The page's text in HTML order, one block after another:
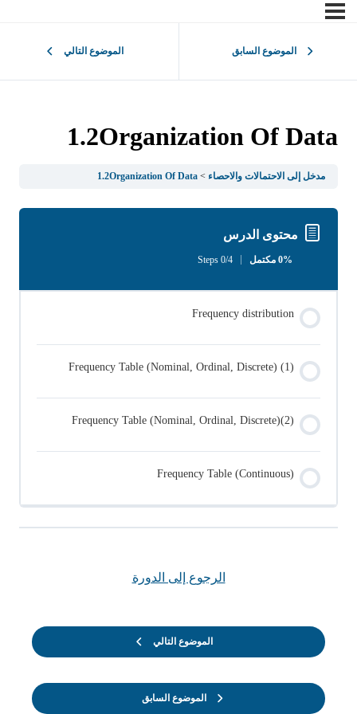
الموضوع السابق الموضوع التالي
1.2Organization Of Data
مدخل إلى الاحتمالات والاحصاء 1.2Organization Of Data
محتوى الدرس
0% مكتمل 0/4 Steps
Frequency distribution
Frequency Table (Nominal, Ordinal, Discrete) (1)
Frequency Table (Nominal, Ordinal, Discrete)(2)
Frequency Table (Continuous)
الموضوع السابق
الرجوع إلى الدورة
الموضوع التالي